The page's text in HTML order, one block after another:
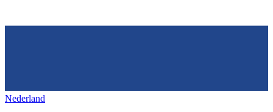
Nederland